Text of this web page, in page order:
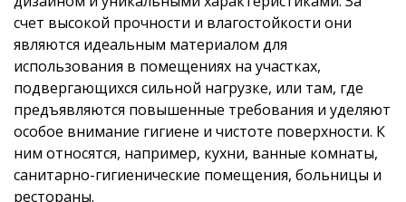
счет высокой прочности и влагостойкости они
являются идеальным материалом для
использования в помещениях на участках,
подвергающихся сильной нагрузке, или там, где
предъявляются повышенные требования и уделяют
особое внимание гигиене и чистоте поверхности. К
ним относятся, например, кухни, ванные комнаты,
санитарно-гигиенические помещения, больницы и
рестораны.